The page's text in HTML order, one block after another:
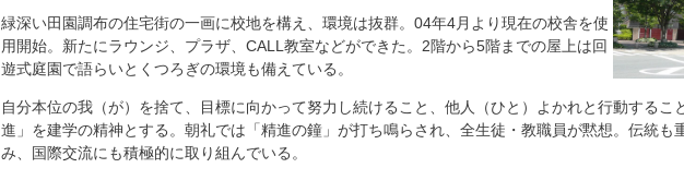
緑深い田園調布の住宅街の一画に校地を構え、環境は抜群。04年4月より現在の校舎を使
用開始。新たにラウンジ、プラザ、CALL教室などができた。2階から5階までの屋上は回
遊式庭園で語らいとくつろぎの環境も備えている。
自分本位の我（が）を捨て、目標に向かって努力し続けること、他人（ひと）よかれと行動するこ
進」を建学の精神とする。朝礼では「精進の鐘」が打ち鳴らされ、全生徒・教職員が黙想。伝統も
み、国際交流にも積極的に取り組んでいる。